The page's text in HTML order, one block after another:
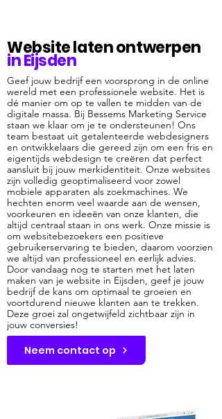
Website laten ontwerpen
in Eijsden
Geef jouw bedrijf een voorsprong in de online
wereld met een professionele website. Het is
dé manier om op te vallen te midden van de
digitale massa. Bij Bessems Marketing Service
staan we klaar om je te ondersteunen! Ons
team bestaat uit getalenteerde webdesigners
en ontwikkelaars die gereed zijn om een fris en
eigentijds webdesign te creëren dat perfect
aansluit bij jouw merkidentiteit. Onze websites
zijn volledig geoptimaliseerd voor zowel
mobiele apparaten als zoekmachines. We
hechten enorm veel waarde aan de wensen,
voorkeuren en ideeën van onze klanten, die
altijd centraal staan in ons werk. Onze missie is
om websitebezoekers een positieve
gebruikerservaring te bieden, daarom voorzien
we altijd van professioneel en eerlijk advies.
Door vandaag nog te starten met het laten
maken van je website in Eijsden, geef je jouw
bedrijf de kans om optimaal te groeien en
voortdurend nieuwe klanten aan te trekken.
Deze groei zal ongetwijfeld zichtbaar zijn in
jouw conversies!
Neem contact op